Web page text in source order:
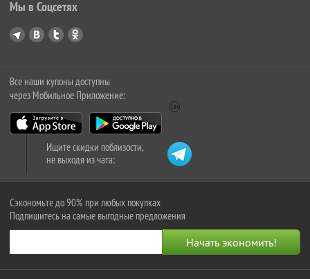
Мы в Соцсетях
Все наши купоны доступны
через Мобильное Приложение:
Ищите скидки поблизости,
не выходя из чата:
Сэкономьте до 90% при любых покупках
Подпишитесь на самые выгодные предложения